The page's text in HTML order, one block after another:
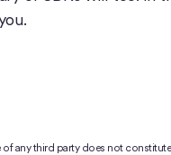
any third party does not